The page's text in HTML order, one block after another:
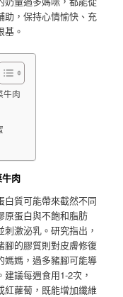
助，保持心情愉快、充
基。
牛肉
肉
白質可能帶來截然不同
原蛋白與不飽和脂肪
激泌乳。研究指出，
腳的膠質則對皮膚修復
媽媽，過多豬腳可能導
議每週食用1-2次，
紅蘿蔔，既能增加纖維